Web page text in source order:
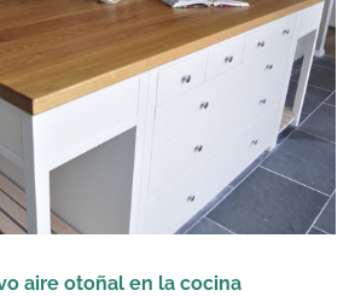
aire otoñal en la cocina